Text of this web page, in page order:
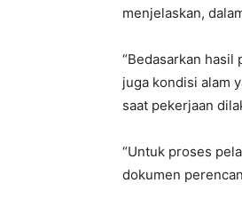
menjelaskan,
“Bedasarkan hasil
juga kondisi alam
saat pekerjaan
“Untuk proses
dokumen